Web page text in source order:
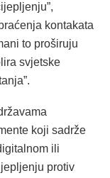
kontakata
to proširuju
svjetske
koji sadrže
ili
protiv